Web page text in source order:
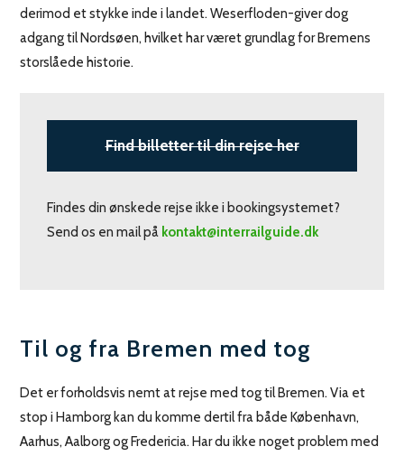
derimod et stykke inde i landet. Weserfloden-giver dog
adgang til Nordsøen, hvilket har været grundlag for Bremens
storslåede historie.
Find billetter til din rejse her
Findes din ønskede rejse ikke i bookingsystemet?
Send os en mail på kontakt@interrailguide.dk
Til og fra Bremen med tog
Det er forholdsvis nemt at rejse med tog til Bremen. Via et
stop i Hamborg kan du komme dertil fra både København,
Aarhus, Aalborg og Fredericia. Har du ikke noget problem med